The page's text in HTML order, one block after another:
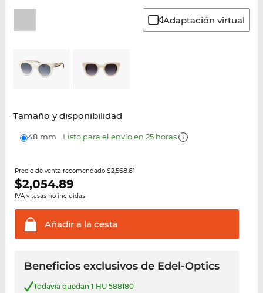
Adaptación virtual
Tamaño y disponibilidad
48 mm Listo para el envío en 25 horas
Precio de venta recomendado $2,568.61
$2,054.89
IVA y tasas no incluidas
Añadir a la cesta
Beneficios exclusivos de Edel-Optics
Todavía quedan 1 HU 588180